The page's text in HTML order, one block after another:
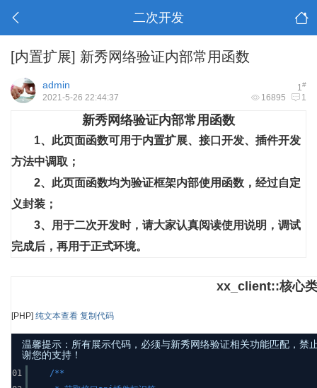
二次开发
[内置扩展] 新秀网络验证内部常用函数
1#
admin
16895 1
2021-5-26 22:44:37
新秀网络验证内部常用函数
1、此页面函数可用于内置扩展、接口开发、插件开发
方法中调取；
2、此页面函数均为验证框架内部使用函数，经过自定
义封装；
3、用于二次开发时，请大家认真阅读使用说明，调试
完成后，再用于正式环境。
xx_client::核心
[PHP] 纯文本查看 复制代码
温馨提示：所有展示代码，必须与新秀网络验证相关功能匹配，
谢您的支持！
01
/**